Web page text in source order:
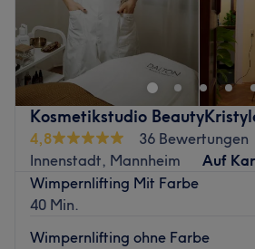
Kosmetikstudio
4,8
36 Bewertungen
Innenstadt, Mannheim
Auf
Wimpernlifting Mit Farbe
40 Min.
Wimpernlifting ohne Farbe